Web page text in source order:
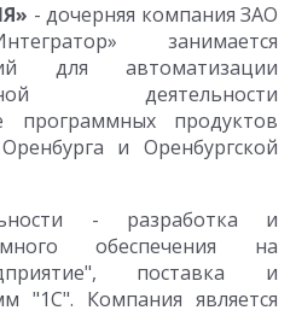
- дочерняя компания ЗАО
занимается
для автоматизации
деятельности
программных продуктов
и Оренбургской
- разработка и
обеспечения на
поставка и
"1С". Компания является